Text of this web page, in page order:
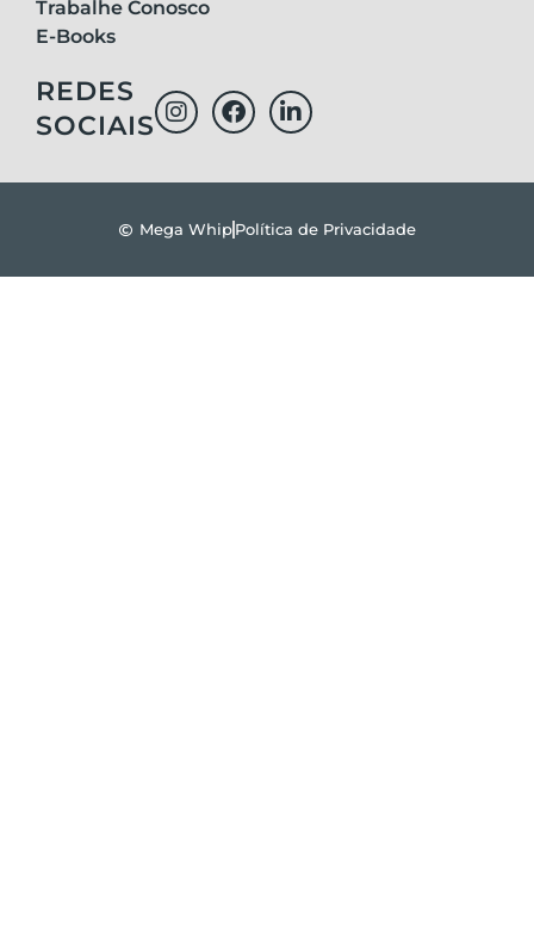
Trabalhe Conosco
E-Books
REDES
SOCIAIS
Mega WhipPolítica de Privacidade